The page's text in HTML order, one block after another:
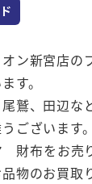
ー
ン新宮店の
す。
鷲、田辺な
ございます。
布をお売り
物のお買取